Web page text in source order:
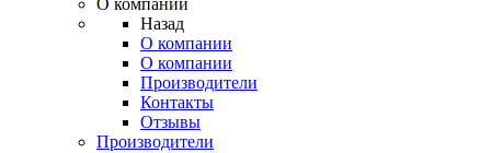
О компании
Назад
О компании
О компании
Производители
Контакты
Отзывы
Производители